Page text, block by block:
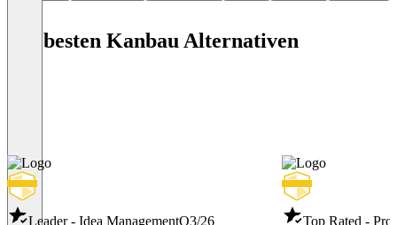
Die besten Kanbau Alternativen
Leader - Idea ManagementQ3/26
Top Rated -